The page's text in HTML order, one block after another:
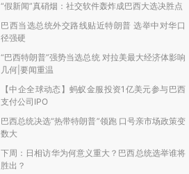
“假新闻”真硝烟：社交软件轰炸成巴西大选决胜点
巴西当选总统外交路线贴近特朗普 选举中对华口
径强硬
“巴西特朗普”强势当选总统 对拉美最大经济体影响
几何|要闻重温
【中企全球动态】蚂蚁金服投资1亿美元参与巴西
支付公司IPO
巴西总统决选“热带特朗普”领跑 口号亲市场政策变
数大
下周：日相访华为何意义重大？巴西总统选举谁将
胜出？